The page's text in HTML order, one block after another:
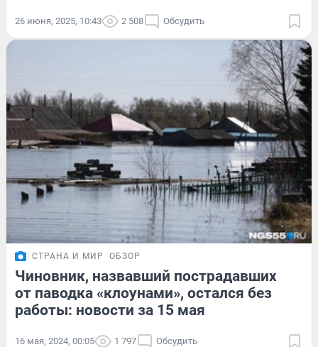
26 июня, 2025, 10:43 2 508 Обсудить
СТРАНА И МИР ОБЗОР
Чиновник, назвавший пострадавших
от паводка «клоунами», остался без
работы: новости за 15 мая
16 мая, 2024, 00:05 1 797 Обсудить